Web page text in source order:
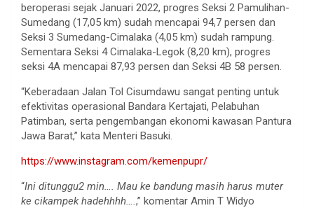
beroperasi sejak Januari 2022, progres Seksi 2 Pamulihan-
Sumedang (17,05 km) sudah mencapai 94,7 persen dan
Seksi 3 Sumedang-Cimalaka (4,05 km) sudah rampung.
Sementara Seksi 4 Cimalaka-Legok (8,20 km), progres
seksi 4A mencapai 87,93 persen dan Seksi 4B 58 persen.
“Keberadaan Jalan Tol Cisumdawu sangat penting untuk
efektivitas operasional Bandara Kertajati, Pelabuhan
Patimban, serta pengembangan ekonomi kawasan Pantura
Jawa Barat,” kata Menteri Basuki.
https://www.instagram.com/kemenpupr/
“Ini ditunggu2 min…. Mau ke bandung masih harus muter
ke cikampek hadehhhh….,” komentar Amin T Widyo